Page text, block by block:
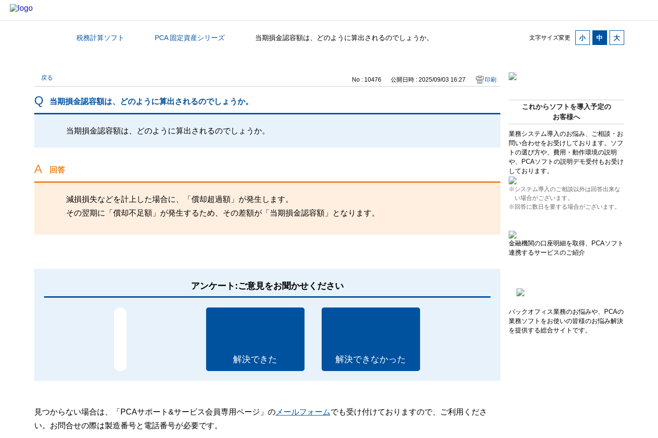
文字サイズ変更
カテゴリから探す税務計算ソフト PCA 固定資産シリーズ 当期損金認容額は、どのように算出されるのでしょうか。
これからソフトを導入予定の
お客様へ
業務システム導入のお悩み、ご相談・お
問い合わせをお受けしております。ソフ
トの選び方や、費用・動作環境の説明
や、PCAソフトの説明デモ受付もお受け
しております。
※システム導入のご相談以外は回答出来な
い場合がございます。
※回答に数日を要する場合がございます。
金融機関の口座明細を取得、PCAソフト
連携するサービスのご紹介
バックオフィス業務のお悩みや、PCAの
業務ソフトをお使いの皆様のお悩み解決
を提供する総合サイトです。
戻る No : 10476 公開日時 : 2025/09/03 16:27 印刷
当期損金認容額は、どのように算出されるのでしょうか。
当期損金認容額は、どのように算出されるのでしょうか。
回答
減損損失などを計上した場合に、「償却超過額」が発生します。
その翌期に「償却不足額」が発生するため、その差額が「当期損金認容額」となります。
アンケート:ご意見をお聞かせください
解決できた 解決できなかった
見つからない場合は、「PCAサポート&サービス会員専用ページ」のメールフォームでも受け付けておりますので、ご利用くださ
い。お問合せの際は製造番号と電話番号が必要です。